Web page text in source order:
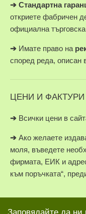
➔ Стандартна
откриете фабричен
официална
➔ Имате право на
според реда,
ЦЕНИ И ФАКТУРИ
➔ Всички цени в
➔ Ако желаете
моля, въведете
фирмата, ЕИК и
към поръчката“,